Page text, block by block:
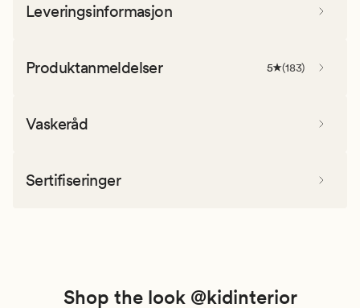
Leveringsinformasjon
Produktanmeldelser 5 (183)
Vaskeråd
Sertifiseringer
Shop the look @kidinterior